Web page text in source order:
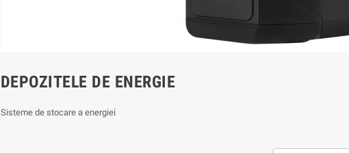
DEPOZITELE DE ENERGIE
Sisteme de stocare a energiei